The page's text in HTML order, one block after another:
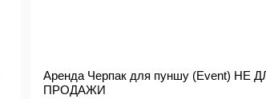
Аренда Черпак для пуншу (Event) НЕ
ПРОДАЖИ